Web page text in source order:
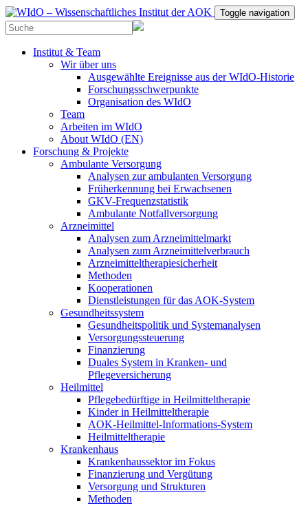
Toggle navigation
Institut & Team
Wir über uns
Ausgewählte Ereignisse aus der WIdO-Historie
Forschungsschwerpunkte
Organisation des WIdO
Team
Arbeiten im WIdO
About WIdO (EN)
Forschung & Projekte
Ambulante Versorgung
Analysen zur ambulanten Versorgung
Früherkennung bei Erwachsenen
GKV-Frequenzstatistik
Ambulante Notfallversorgung
Arzneimittel
Analysen zum Arzneimittelmarkt
Analysen zum Arzneimittelverbrauch
Arzneimitteltherapiesicherheit
Methoden
Kooperationen
Dienstleistungen für das AOK-System
Gesundheitssystem
Gesundheitspolitik und Systemanalysen
Versorgungssteuerung
Finanzierung
Duales System in Kranken- und
Pflegeversicherung
Heilmittel
Pflegebedürftige in Heilmitteltherapie
Kinder in Heilmitteltherapie
AOK-Heilmittel-Informations-System
Heilmitteltherapie
Krankenhaus
Krankenhaussektor im Fokus
Finanzierung und Vergütung
Versorgung und Strukturen
Methoden